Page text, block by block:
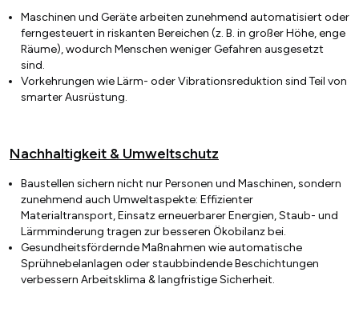
Maschinen und Geräte arbeiten zunehmend automatisiert oder
ferngesteuert in riskanten Bereichen (z. B. in großer Höhe, enge
Räume), wodurch Menschen weniger Gefahren ausgesetzt
sind.
Vorkehrungen wie Lärm- oder Vibrationsreduktion sind Teil von
smarter Ausrüstung.
Nachhaltigkeit & Umweltschutz
Baustellen sichern nicht nur Personen und Maschinen, sondern
zunehmend auch Umweltaspekte: Effizienter
Materialtransport, Einsatz erneuerbarer Energien, Staub- und
Lärmminderung tragen zur besseren Ökobilanz bei.
Gesundheitsfördernde Maßnahmen wie automatische
Sprühnebelanlagen oder staubbindende Beschichtungen
verbessern Arbeitsklima & langfristige Sicherheit.